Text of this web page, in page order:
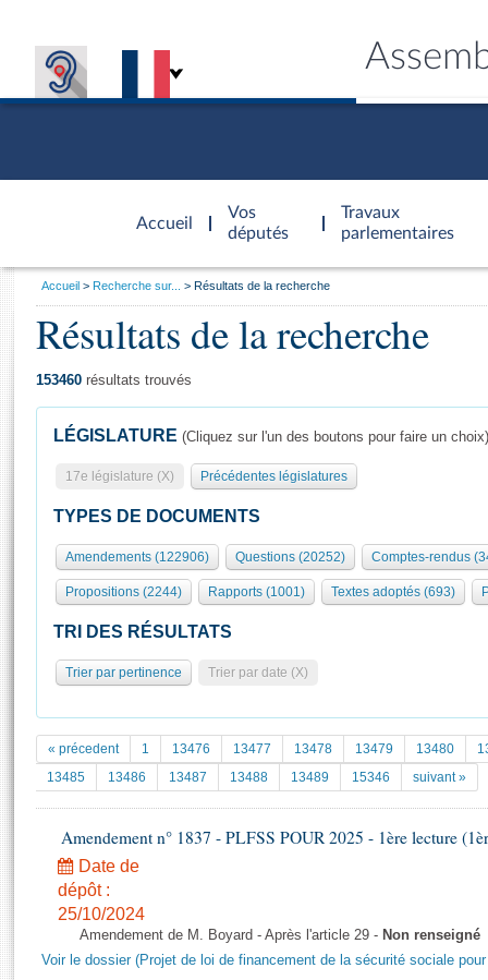
Accueil
d'accueil
Vos
députés
Travaux
parlementaires
Présidence
577 députés
Groupes politiques
Séance publique
Commissions et autres organes
Europe et International
Pétitions
Documents parlementaires
Projets de loi
Propositions de loi
Amendements
Textes adoptés
Rapports d'information
Général
Rôle et pouvoirs de l'Assemblée
Organisation de l'Assemblée
Présidence Conférence des Présidents Bureau Collège des
Statistiques et chiffres clés
Documents de référence
( Constitution | Règlement de l'Assemblée ... )
Histoire
Juniors
Anciennes législatures
Liens vers les sites publics
Visiter l'Assemblée
Visite virtuelle du palais Bourbon
Assister à une séance
La Bibliothèque
Les archives
Photos libres de droit
Vous
Accueil Recherche sur... Résultats de la recherche
Résultats de la recherche
153460 résultats trouvés
LÉGISLATURE (Cliquez sur l'un des boutons pour faire un choix)
17e législature (X) Précédentes législatures
TYPES DE DOCUMENTS
Amendements (122906) Questions (20252) Comptes-rendus
Propositions (2244) Rapports (1001) Textes adoptés (693)
TRI DES RÉSULTATS
Trier par pertinence Trier par date (X)
« précedent 1 13476 13477 13478 13479 13480
13485
13486 13487 13488 13489 15346 suivant »
Amendement n° 1837 - PLFSS POUR 2025 - 1ère lecture
Date de
dépôt :
25/10/2024
Amendement de M. Boyard - Après l'article 29 - Non renseigné
Voir le dossier (Projet de loi de financement de la sécurité sociale pour